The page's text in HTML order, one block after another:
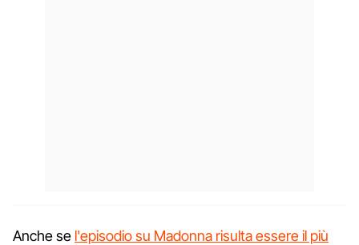
Anche se l'episodio su Madonna risulta essere il più